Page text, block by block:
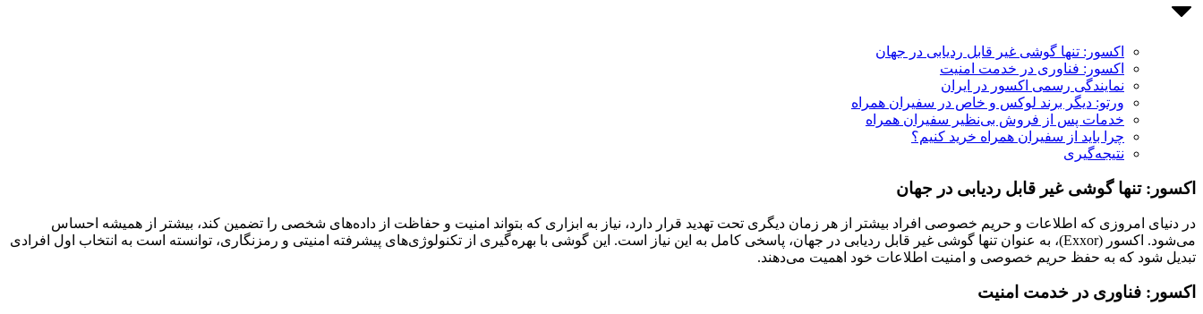
اکسور: تنها گوشی غیر قابل ردیابی در جهان
اکسور: فناوری در خدمت امنیت
نمایندگی رسمی اکسور در ایران
ورتو: دیگر برند لوکس و خاص در سفیران همراه
خدمات پس از فروش بی‌نظیر سفیران همراه
چرا باید از سفیران همراه خرید کنیم؟
نتیجه‌گیری
اکسور: تنها گوشی غیر قابل ردیابی در جهان
در دنیای امروزی که اطلاعات و حریم خصوصی افراد بیشتر از هر زمان دیگری تحت تهدید قرار دارد، نیاز به ابزاری که بتواند امنیت و حفاظت از داده‌های شخصی را تضمین کند، بیشتر از همیشه احساس
می‌شود. اکسور (Exxor)، به عنوان تنها گوشی غیر قابل ردیابی در جهان، پاسخی کامل به این نیاز است. این گوشی با بهره‌گیری از تکنولوژی‌های پیشرفته امنیتی و رمزنگاری، توانسته است به انتخاب اول افرادی
تبدیل شود که به حفظ حریم خصوصی و امنیت اطلاعات خود اهمیت می‌دهند.
اکسور: فناوری در خدمت امنیت